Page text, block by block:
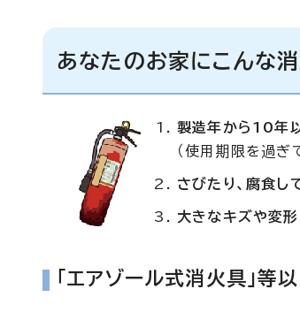
あなたのお家にこんな
製造年から10年
（使用期限を過ぎ
さびたり、腐食し
大きなキズや変
「エアゾール式消火具」